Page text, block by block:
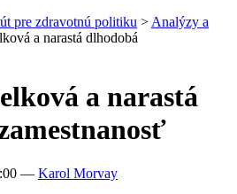
pre zdravotnú politiku > Analýzy a
a narastá dlhodobá
a narastá
— Karol Morvay